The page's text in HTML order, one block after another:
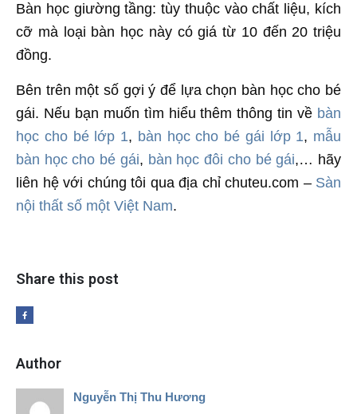
Bàn học giường tầng: tùy thuộc vào chất liệu, kích
cỡ mà loại bàn học này có giá từ 10 đến 20 triệu
đồng.
Bên trên một số gợi ý để lựa chọn bàn học cho bé
gái. Nếu bạn muốn tìm hiểu thêm thông tin về bàn
học cho bé lớp 1, bàn học cho bé gái lớp 1, mẫu
bàn học cho bé gái, bàn học đôi cho bé gái,… hãy
liên hệ với chúng tôi qua địa chỉ chuteu.com – Sàn
nội thất số một Việt Nam.
Share this post
Author
Nguyễn Thị Thu Hương